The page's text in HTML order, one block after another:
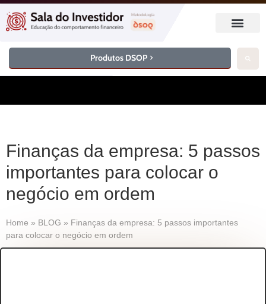
Produtos DSOP
Finanças da empresa: 5 passos
importantes para colocar o
negócio em ordem
Home » BLOG » Finanças da empresa: 5 passos importantes
para colocar o negócio em ordem